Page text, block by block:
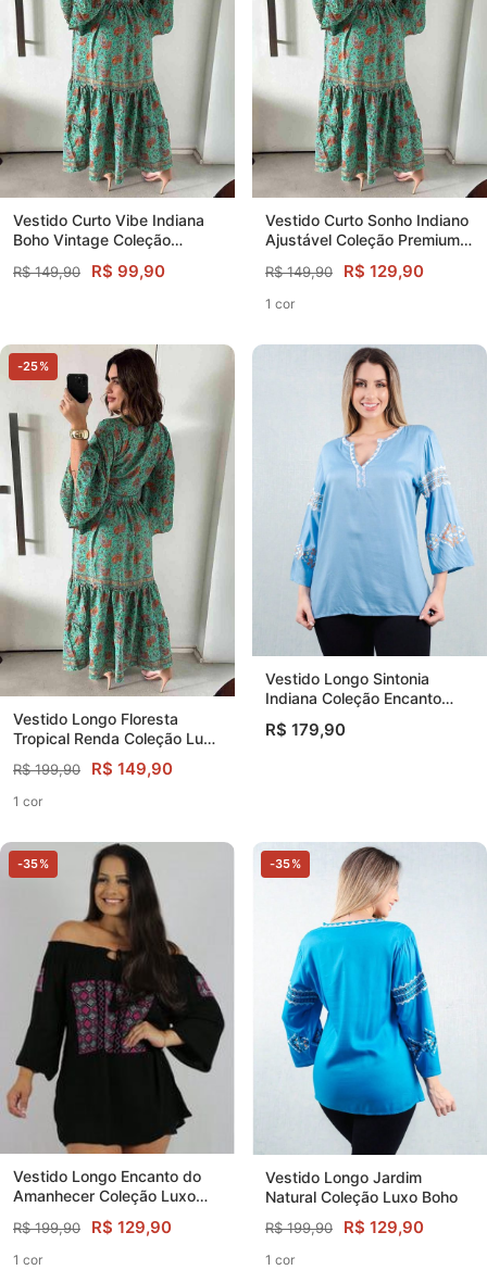
Vestido Curto Vibe Indiana
Boho Vintage Coleção
R$ 149,90 R$ 99,90
Vestido Curto Sonho Indiano
Ajustável Coleção Premium
R$ 149,90 R$ 129,90
1 cor
-25%
Vestido Longo Floresta
Tropical Renda Coleção Luxo
R$ 199,90 R$ 149,90
1 cor
Vestido Longo Sintonia
Indiana Coleção Encanto
Boho
R$ 179,90
-35%
Vestido Longo Encanto do
Amanhecer Coleção Luxo
R$ 199,90 R$ 129,90
1 cor
-35%
Vestido Longo Jardim
Natural Coleção Luxo Boho
R$ 199,90 R$ 129,90
1 cor